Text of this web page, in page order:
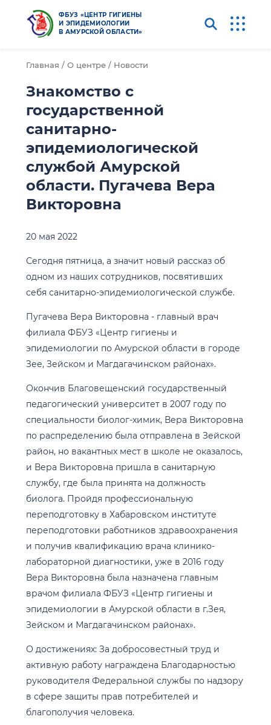
ФБУЗ «ЦЕНТР ГИГИЕНЫ
И ЭПИДЕМИОЛОГИИ
В АМУРСКОЙ ОБЛАСТИ»
Главная / О центре / Новости
Знакомство с
государственной
санитарно-
эпидемиологической
службой Амурской
области. Пугачева Вера
Викторовна
20 мая 2022
Сегодня пятница, а значит новый рассказ об
одном из наших сотрудников, посвятивших
себя санитарно-эпидемиологической службе.
Пугачева Вера Викторовна - главный врач
филиала ФБУЗ «Центр гигиены и
эпидемиологии по Амурской области в городе
Зее, Зейском и Магдагачинском районах».
Окончив Благовещенский государственный
педагогический университет в 2007 году по
специальности биолог-химик, Вера Викторовна
по распределению была отправлена в Зейской
район, но вакантных мест в школе не оказалось,
и Вера Викторовна пришла в санитарную
службу, где была принята на должность
биолога. Пройдя профессиональную
переподготовку в Хабаровском институте
переподготовки работников здравоохранения
и получив квалификацию врача клинико-
лабораторной диагностики, уже в 2016 году
Вера Викторовна была назначена главным
врачом филиала ФБУЗ «Центр гигиены и
эпидемиологии в Амурской области в г.Зея,
Зейском и Магдагачинском районах».
О достижениях: За добросовестный труд и
активную работу награждена Благодарностью
руководителя Федеральной службы по надзору
в сфере защиты прав потребителей и
благополучия человека.